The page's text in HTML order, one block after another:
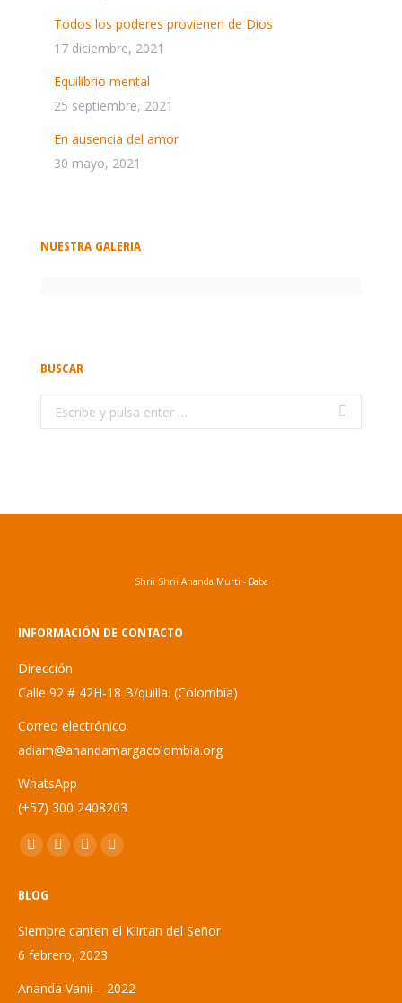
Todos los poderes provienen de Dios
17 diciembre, 2021
Equilibrio mental
25 septiembre, 2021
En ausencia del amor
30 mayo, 2021
NUESTRA GALERIA
BUSCAR
Shrii Shrii Ananda Murti - Baba
INFORMACIÓN DE CONTACTO
Dirección
Calle 92 # 42H-18 B/quilla. (Colombia)
Correo electrónico
adiam@anandamargacolombia.org
WhatsApp
(+57) 300 2408203
Encuéntranos en:
Abrir
en
una
nueva
Abrir
una
nueva
Abrir
una
nueva
Abrir
una
BLOG
Siempre canten el Kiirtan del Señor
6 febrero, 2023
Ananda Vanii – 2022